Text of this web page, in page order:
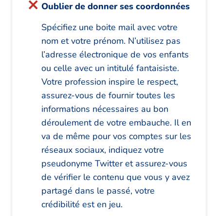
Oublier de donner ses coordonnées
Spécifiez une boite mail avec votre
nom et votre prénom. N’utilisez pas
l’adresse électronique de vos enfants
ou celle avec un intitulé fantaisiste.
Votre profession inspire le respect,
assurez-vous de fournir toutes les
informations nécessaires au bon
déroulement de votre embauche. Il en
va de même pour vos comptes sur les
réseaux sociaux, indiquez votre
pseudonyme Twitter et assurez-vous
de vérifier le contenu que vous y avez
partagé dans le passé, votre
crédibilité est en jeu.